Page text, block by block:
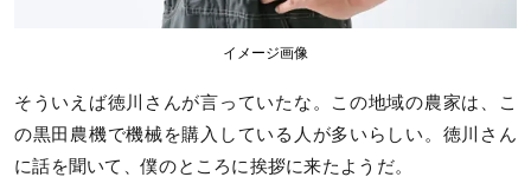
イメージ画像
そういえば徳川さんが言っていたな。この地域の農家は、こ
の黒田農機で機械を購入している人が多いらしい。徳川さん
に話を聞いて、僕のところに挨拶に来たようだ。